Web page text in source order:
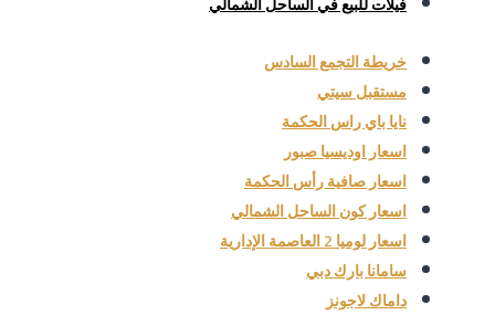
خريطة التجمع السادس
مستقبل سيتي
نايا باي راس الحكمة
اسعار اوديسيا صبور
اسعار صافية رأس الحكمة
اسعار كون الساحل الشمالي
اسعار لوميا 2 العاصمة الإدارية
سامانا بارك دبي
داماك لاجونز